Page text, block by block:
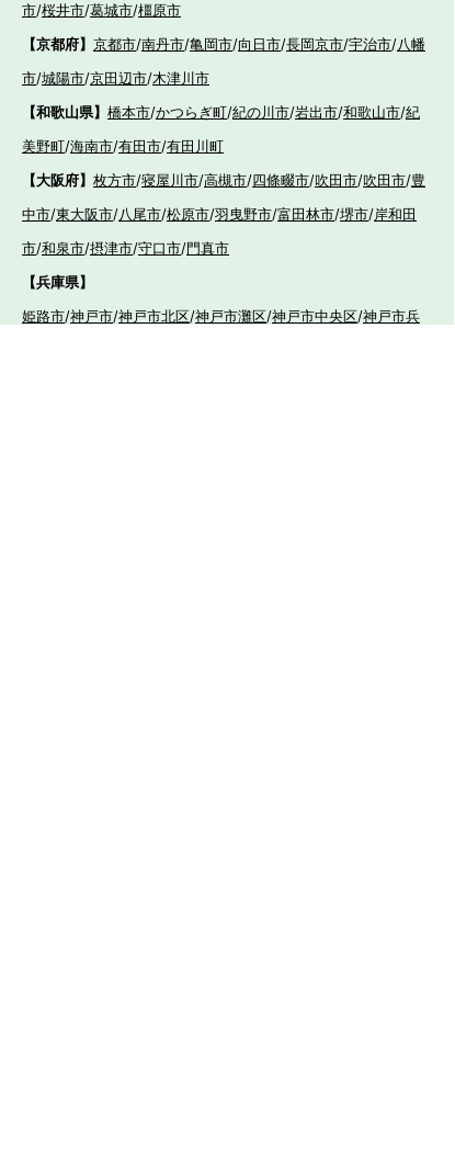
市/桜井市/葛城市/橿原市
【京都府】 京都市/南丹市/亀岡市/向日市/長岡京市/宇治市/八幡
市/城陽市/京田辺市/木津川市
【和歌山県】 橋本市/かつらぎ町/紀の川市/岩出市/和歌山市/紀
美野町/海南市/有田市/有田川町
【大阪府】 枚方市/寝屋川市/高槻市/四條畷市/吹田市/吹田市/豊
中市/東大阪市/八尾市/松原市/羽曳野市/富田林市/堺市/岸和田
市/和泉市/摂津市/守口市/門真市
【兵庫県】
姫路市/神戸市/神戸市北区/神戸市灘区/神戸市中央区/神戸市兵